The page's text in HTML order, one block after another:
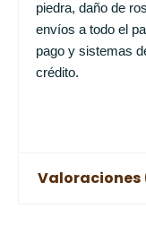
piedra, daño de
envíos a todo el
pago y sistemas
crédito.
Valoraciones